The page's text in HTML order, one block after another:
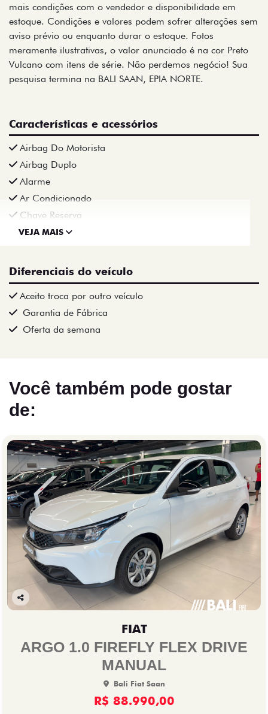
mais condições com o vendedor e disponibilidade em
estoque. Condições e valores podem sofrer alterações sem
aviso prévio ou enquanto durar o estoque. Fotos
meramente ilustrativas, o valor anunciado é na cor Preto
Vulcano com itens de série. Não perdemos negócio! Sua
pesquisa termina na BALI SAAN, EPIA NORTE.
Características e acessórios
Airbag Do Motorista
Airbag Duplo
Alarme
Ar Condicionado
Chave Reserva
VEJA MAIS
Diferenciais do veículo
Aceito troca por outro veículo
Garantia de Fábrica
Oferta da semana
Você também pode gostar
de:
Co
lhe
FIAT
ARGO 1.0 FIREFLY FLEX DRIVE
MANUAL
Bali Fiat Saan
R$ 88.990,00